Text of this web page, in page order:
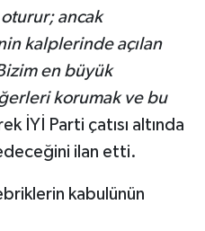
ancak
kalplerinde açılan
en büyük
korumak ve bu
İYİ Parti çatısı altında
ilan etti.
kabulünün